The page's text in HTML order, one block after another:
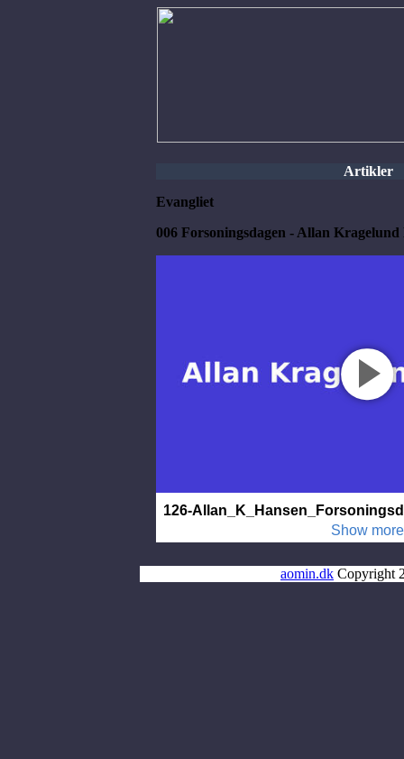
Artikler
Evangliet
006 Forsoningsdagen - Allan
aomin.dk Copyright